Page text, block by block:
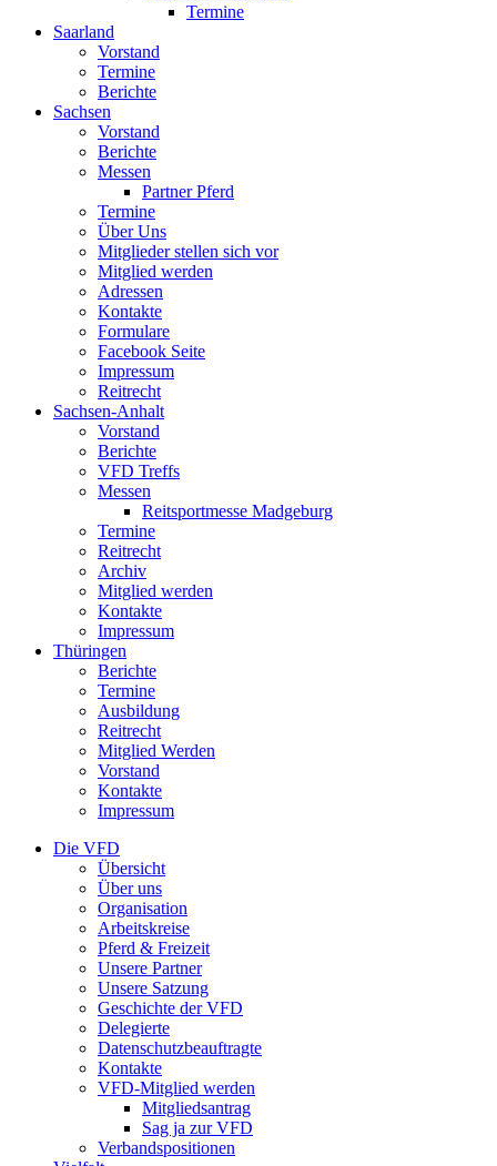
Termine
Saarland
Vorstand
Termine
Berichte
Sachsen
Vorstand
Berichte
Messen
Partner Pferd
Termine
Über Uns
Mitglieder stellen sich vor
Mitglied werden
Adressen
Kontakte
Formulare
Facebook Seite
Impressum
Reitrecht
Sachsen-Anhalt
Vorstand
Berichte
VFD Treffs
Messen
Reitsportmesse Madgeburg
Termine
Reitrecht
Archiv
Mitglied werden
Kontakte
Impressum
Thüringen
Berichte
Termine
Ausbildung
Reitrecht
Mitglied Werden
Vorstand
Kontakte
Impressum
Die VFD
Übersicht
Über uns
Organisation
Arbeitskreise
Pferd & Freizeit
Unsere Partner
Unsere Satzung
Geschichte der VFD
Delegierte
Datenschutzbeauftragte
Kontakte
VFD-Mitglied werden
Mitgliedsantrag
Sag ja zur VFD
Verbandspositionen